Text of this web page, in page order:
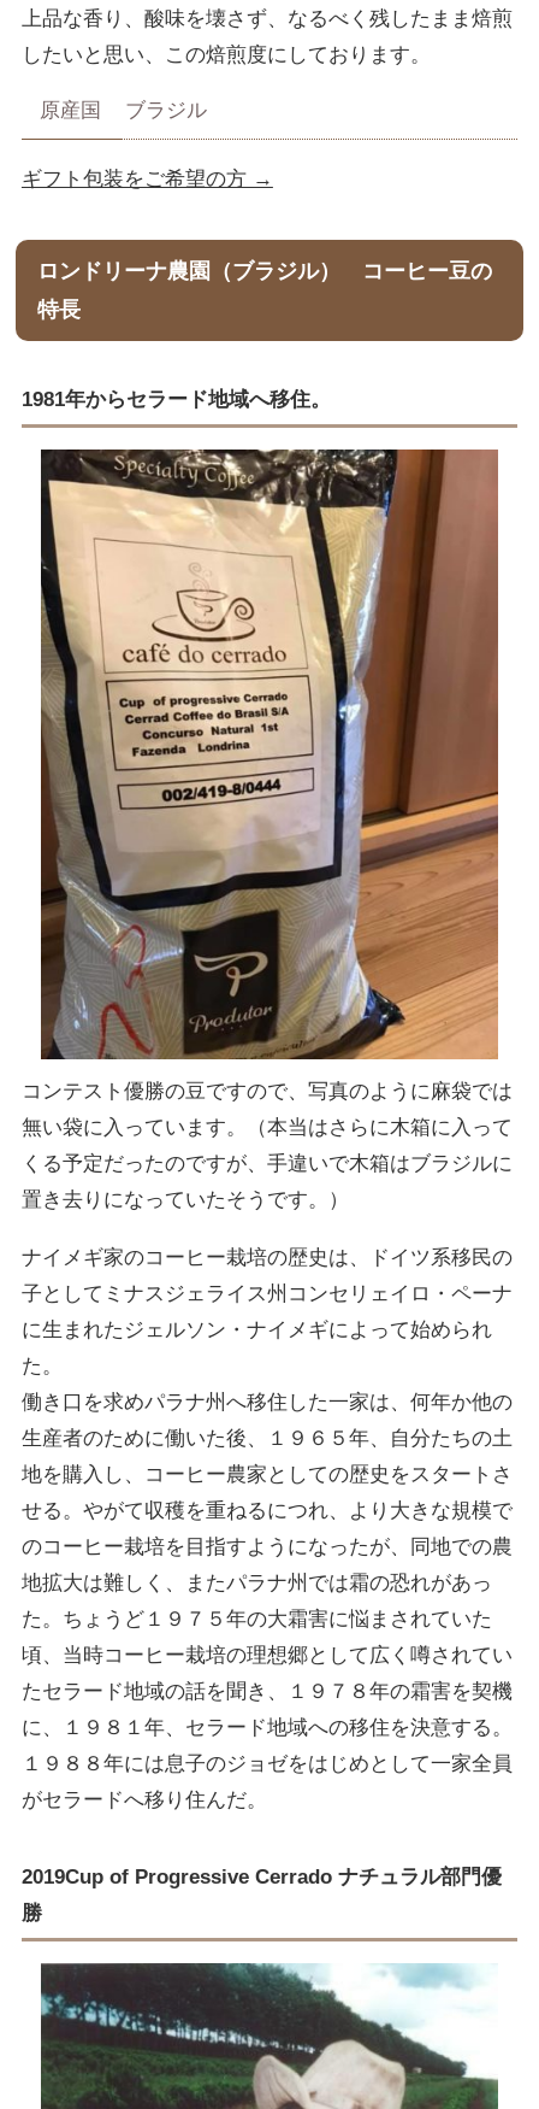
上品な香り、酸味を壊さず、なるべく残したまま焙煎
したいと思い、この焙煎度にしております。
原産国 ブラジル
ギフト包装をご希望の方 →
ロンドリーナ農園（ブラジル） コーヒー豆の
特長
1981年からセラード地域へ移住。
コンテスト優勝の豆ですので、写真のように麻袋では
無い袋に入っています。（本当はさらに木箱に入って
くる予定だったのですが、手違いで木箱はブラジルに
置き去りになっていたそうです。）
ナイメギ家のコーヒー栽培の歴史は、ドイツ系移民の
子としてミナスジェライス州コンセリェイロ・ペーナ
に生まれたジェルソン・ナイメギによって始められ
た。
働き口を求めパラナ州へ移住した一家は、何年か他の
生産者のために働いた後、１９６５年、自分たちの土
地を購入し、コーヒー農家としての歴史をスタートさ
せる。やがて収穫を重ねるにつれ、より大きな規模で
のコーヒー栽培を目指すようになったが、同地での農
地拡大は難しく、またパラナ州では霜の恐れがあっ
た。ちょうど１９７５年の大霜害に悩まされていた
頃、当時コーヒー栽培の理想郷として広く噂されてい
たセラード地域の話を聞き、１９７８年の霜害を契機
に、１９８１年、セラード地域への移住を決意する。
１９８８年には息子のジョゼをはじめとして一家全員
がセラードへ移り住んだ。
2019Cup of Progressive Cerrado ナチュラル部門優
勝